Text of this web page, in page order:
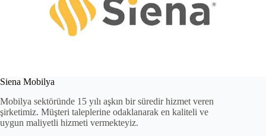
Siena Mobilya
Mobilya sektöründe 15 yılı aşkın bir süredir hizmet veren
şirketimiz. Müşteri taleplerine odaklanarak en kaliteli ve
uygun maliyetli hizmeti vermekteyiz.